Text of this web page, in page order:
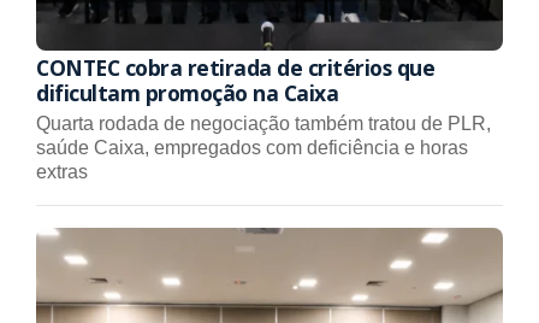
CONTEC cobra retirada de critérios que
dificultam promoção na Caixa
Quarta rodada de negociação também tratou de PLR,
saúde Caixa, empregados com deficiência e horas
extras